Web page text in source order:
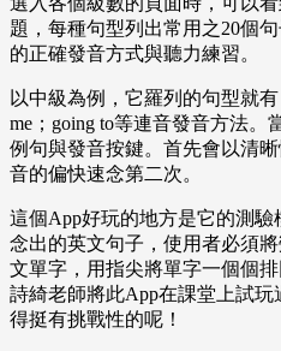
題，每種句型列出常用之20個
的正確發音方式與聽力練習。
以中級為例，它羅列的句型就
me；going to等連音發音方法。
例句與發音按鍵。首先會以清
音的偏快速念第二次。
這個App好玩的地方是它的測
念出的英文句子，使用者必須
文單字，用指尖將單字一個個
詩綺老師將此App在課堂上試
得挺有挑戰性的呢！